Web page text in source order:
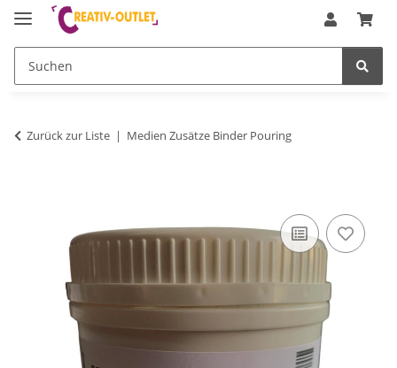
Zurück zur Liste Medien Zusätze Binder Pouring